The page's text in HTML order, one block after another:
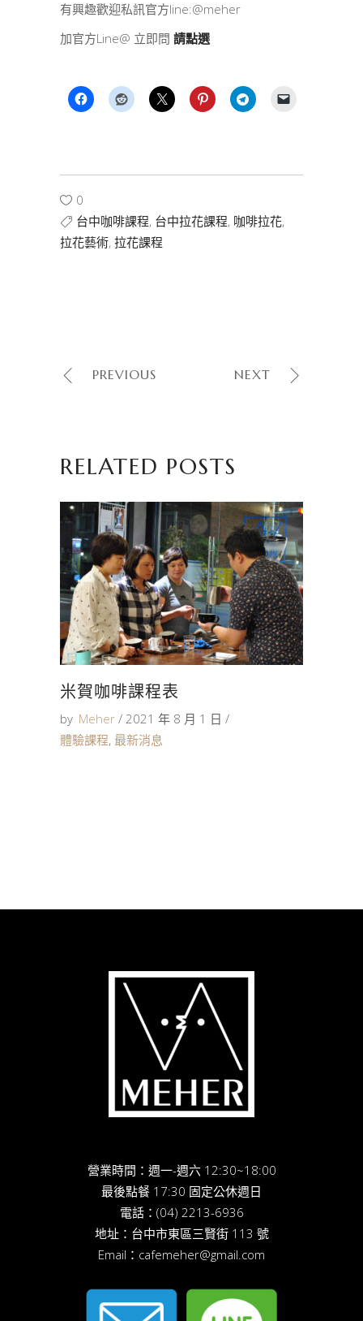
有興趣歡迎私訊官方line:@meher
加官方Line@ 立即問 請點選
0
台中咖啡課程, 台中拉花課程, 咖啡拉花,
拉花藝術, 拉花課程
PREVIOUS NEXT
RELATED POSTS
米賀咖啡課程表
by Meher
2021 年 8 月 1 日
體驗課程, 最新消息
營業時間：週一-週六 12:30~18:00
最後點餐 17:30 固定公休週日
電話： (04) 2213-6936
地址： 台中市東區三賢街 113 號
Email： cafemeher@gmail.com